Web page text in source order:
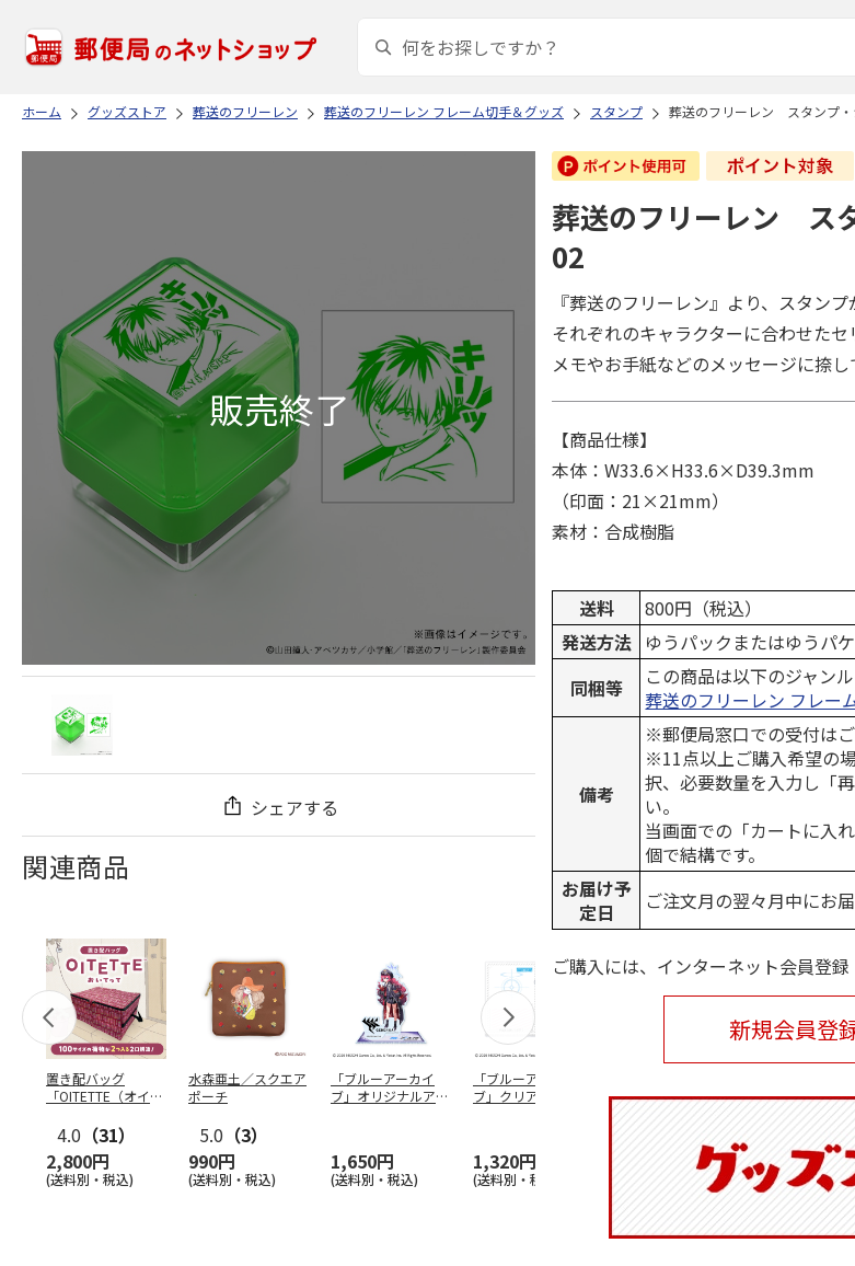
ホーム グッズストア 葬送のフリーレン 葬送のフリーレン フレーム切手＆グッズ スタンプ 葬送のフリーレン スタンプ・
シェアする
関連商品
置き配バッグ
「OITETTE（オイテ
4.0 （31）
2,800円
(送料別・税込)
水森亜土／スクエア
ポーチ
5.0 （3）
990円
(送料別・税込)
「ブルーアーカイ
ブ」オリジナルアク
1,650円
(送料別・税込)
「ブルーアーカイ
ブ」クリアファイル
1,320円
(送料別・税込)
奇妙な冒険 黄金の
風』チョコラータと
セッ
5.0
(送料別・税込)
ーセット
600円
(送料別・税込)
葬送のフリーレン ス
02
『葬送のフリーレン』より、スタンプ
それぞれのキャラクターに合わせたセ
メモやお手紙などのメッセージに捺し
【商品仕様】
本体：W33.6×H33.6×D39.3mm
（印面：21×21mm）
素材：合成樹脂
送料
800円（税込）
発送方法 ゆうパックまたはゆうパ
同梱等
この商品は以下のジャン
葬送のフリーレン フレー
備考
※郵便局窓口での受付はご
※11点以上ご購入希望の
択、必要数量を入力し「
い。
当画面での「カートに入
個で結構です。
お届け予
定日
ご注文月の翌々月中にお
ご購入には、インターネット会員登録
新規会員登